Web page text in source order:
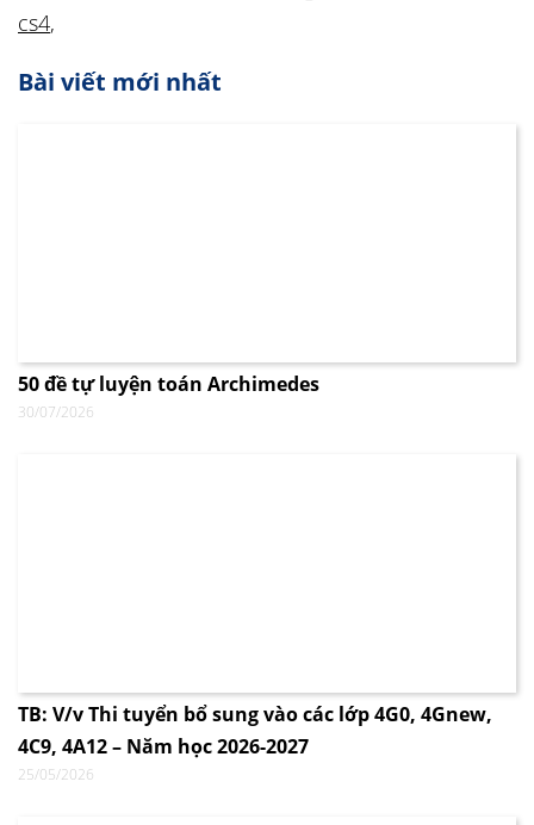
cs4,
Bài viết mới nhất
50 đề tự luyện toán Archimedes
30/07/2026
TB: V/v Thi tuyển bổ sung vào các lớp 4G0, 4Gnew,
4C9, 4A12 – Năm học 2026-2027
25/05/2026